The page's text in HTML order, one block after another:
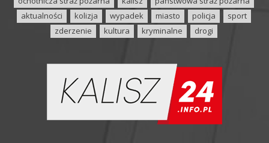
aktualności
kolizja wypadek miasto policja
sport
zderzenie
kultura kryminalne drogi